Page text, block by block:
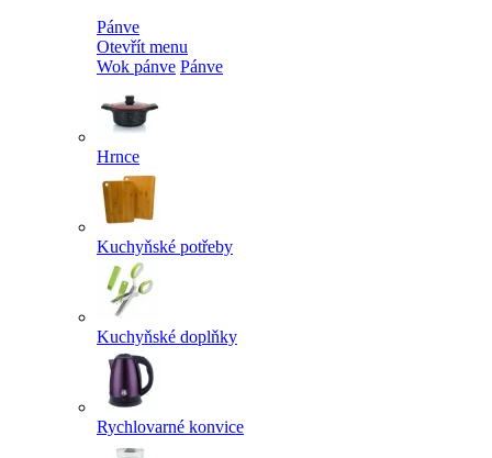
Pánve
Otevřít menu
Wok pánve Pánve
Hrnce
Kuchyňské potřeby
Kuchyňské doplňky
Rychlovarné konvice